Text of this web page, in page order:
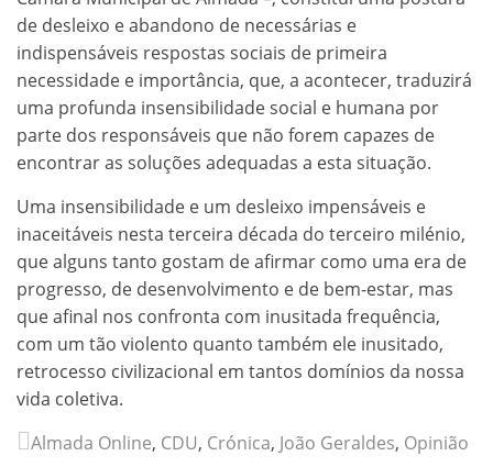
de desleixo e abandono de necessárias e
indispensáveis respostas sociais de primeira
necessidade e importância, que, a acontecer, traduzirá
uma profunda insensibilidade social e humana por
parte dos responsáveis que não forem capazes de
encontrar as soluções adequadas a esta situação.
Uma insensibilidade e um desleixo impensáveis e
inaceitáveis nesta terceira década do terceiro milénio,
que alguns tanto gostam de afirmar como uma era de
progresso, de desenvolvimento e de bem-estar, mas
que afinal nos confronta com inusitada frequência,
com um tão violento quanto também ele inusitado,
retrocesso civilizacional em tantos domínios da nossa
vida coletiva.
Almada Online, CDU, Crónica, João Geraldes, Opinião